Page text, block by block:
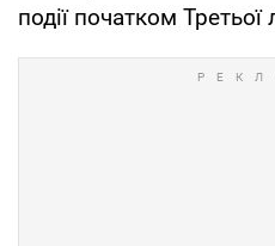
події початком Третьої